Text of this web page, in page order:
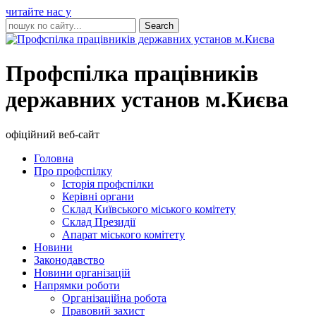
читайте нас у
Профспілка працівників
державних установ м.Києва
офіційний веб-сайт
Головна
Про профспілку
Історія профспілки
Керівні органи
Склад Київського міського комітету
Склад Президії
Апарат міського комітету
Новини
Законодавство
Новини організацій
Напрямки роботи
Організаційна робота
Правовий захист